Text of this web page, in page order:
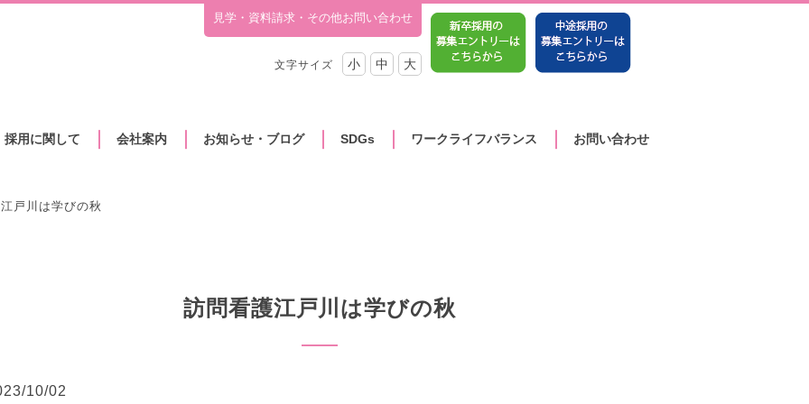
見学・資料請求・その他お問い合わせ
文字サイズ 小 中 大
採用に関して 会社案内 お知らせ・ブログ SDGs ワークライフバランス お問い合わせ
戸川は学びの秋
訪問看護江戸川は学びの秋
10/02